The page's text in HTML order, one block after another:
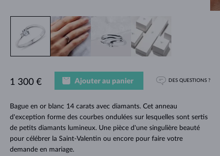
Bague en or blanc 14 carats avec diamants. Cet anneau
d'exception forme des courbes ondulées sur lesquelles sont sertis
de petits diamants lumineux. Une pièce d'une singulière beauté
pour célébrer la Saint-Valentin ou encore pour faire votre
demande en mariage.
1 300 € Ajouter au panier DES QUESTIONS ?